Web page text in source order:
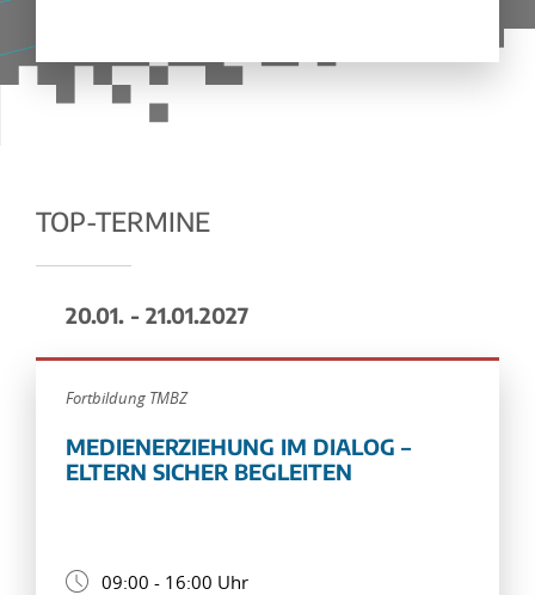
TOP-TERMINE
20.01. - 21.01.2027
Fortbildung TMBZ
MEDIENERZIEHUNG IM DIALOG –
ELTERN SICHER BEGLEITEN
09:00 - 16:00 Uhr